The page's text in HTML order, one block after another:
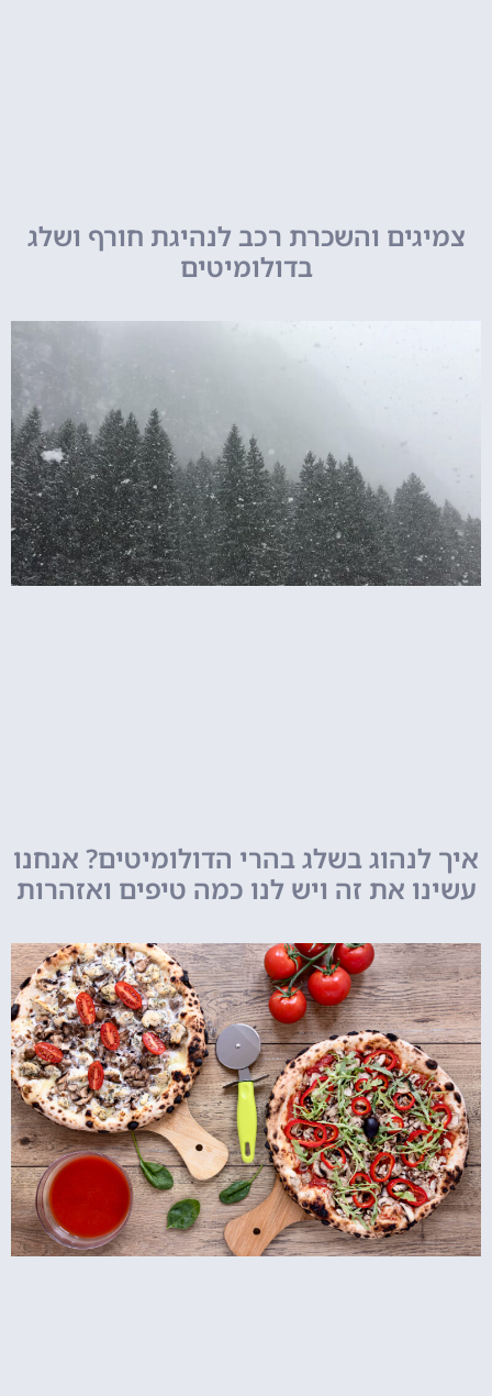
צמיגים והשכרת רכב לנהיגת חורף ושלג
בדולומיטים
איך לנהוג בשלג בהרי הדולומיטים? אנחנו
עשינו את זה ויש לנו כמה טיפים ואזהרות